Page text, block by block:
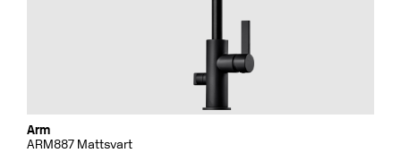
Arm
ARM887 Mattsvart